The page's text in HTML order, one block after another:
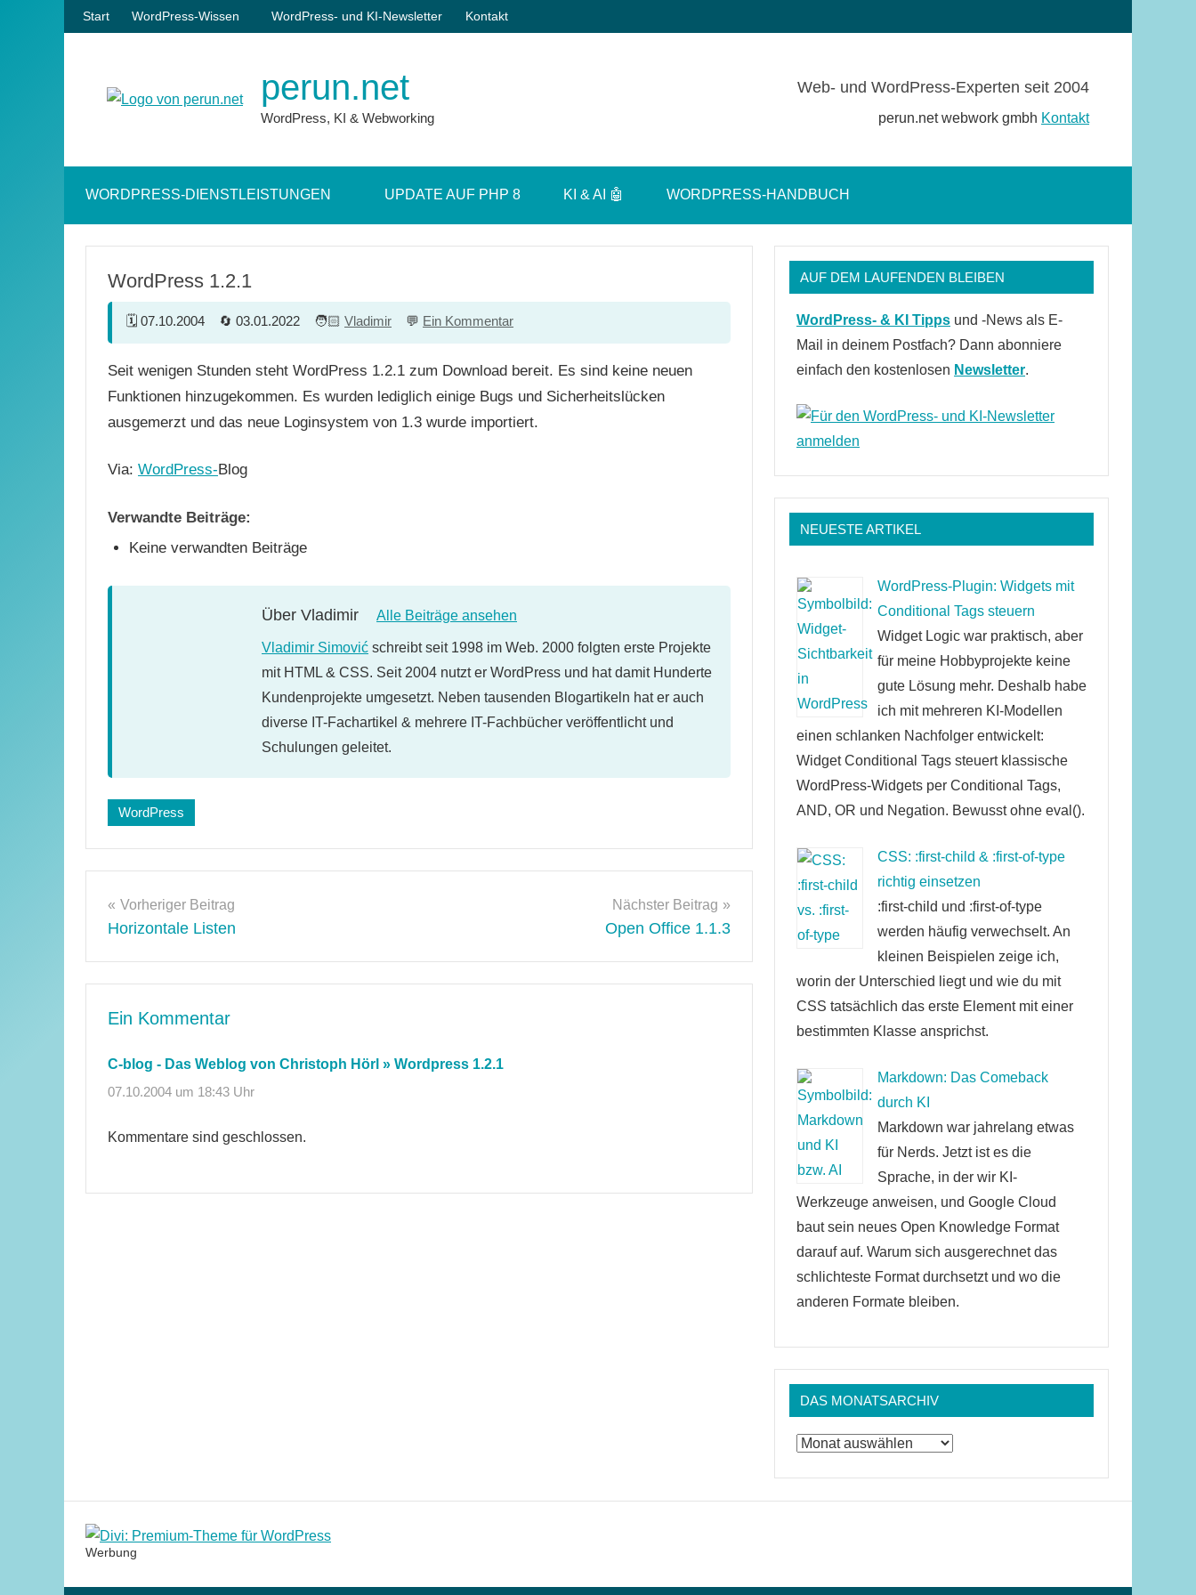
Zum
Inhalt
Start WordPress-Wissen WordPress- und KI-Newsletter Kontakt
perun.net
WordPress, KI & Webworking
Web- und WordPress-Experten seit 2004
perun.net webwork gmbh Kontakt
öffnen
WORDPRESS-DIENSTLEISTUNGEN UPDATE AUF PHP 8 KI & AI 🤖 WORDPRESS-HANDBUCH
WordPress 1.2.1
07.10.2004 03.01.2022 Vladimir Ein Kommentar
Seit wenigen Stunden steht WordPress 1.2.1 zum Download bereit. Es sind keine neuen
Funktionen hinzugekommen. Es wurden lediglich einige Bugs und Sicherheitslücken
ausgemerzt und das neue Loginsystem von 1.3 wurde importiert.
Via: WordPress-Blog
Verwandte Beiträge:
Keine verwandten Beiträge
Über Vladimir Alle Beiträge ansehen
Vladimir Simović schreibt seit 1998 im Web. 2000 folgten erste Projekte
mit HTML & CSS. Seit 2004 nutzt er WordPress und hat damit Hunderte
Kundenprojekte umgesetzt. Neben tausenden Blogartikeln hat er auch
diverse IT-Fachartikel & mehrere IT-Fachbücher veröffentlicht und
Schulungen geleitet.
WordPress
Beitragsnavigation
Vorheriger Beitrag
Horizontale Listen
Nächster Beitrag
Open Office 1.1.3
Ein Kommentar
C-blog - Das Weblog von Christoph Hörl » Wordpress 1.2.1
07.10.2004 um 18:43 Uhr
Kommentare sind geschlossen.
AUF DEM LAUFENDEN BLEIBEN
WordPress- & KI Tipps und -News als E-
Mail in deinem Postfach? Dann abonniere
einfach den kostenlosen Newsletter.
NEUESTE ARTIKEL
WordPress-Plugin: Widgets mit
Conditional Tags steuern
Widget Logic war praktisch, aber
für meine Hobbyprojekte keine
gute Lösung mehr. Deshalb habe
ich mit mehreren KI-Modellen
einen schlanken Nachfolger entwickelt:
Widget Conditional Tags steuert klassische
WordPress-Widgets per Conditional Tags,
AND, OR und Negation. Bewusst ohne eval().
CSS: :first-child & :first-of-type
richtig einsetzen
:first-child und :first-of-type
werden häufig verwechselt. An
kleinen Beispielen zeige ich,
worin der Unterschied liegt und wie du mit
CSS tatsächlich das erste Element mit einer
bestimmten Klasse ansprichst.
Markdown: Das Comeback
durch KI
Markdown war jahrelang etwas
für Nerds. Jetzt ist es die
Sprache, in der wir KI-
Werkzeuge anweisen, und Google Cloud
baut sein neues Open Knowledge Format
darauf auf. Warum sich ausgerechnet das
schlichteste Format durchsetzt und wo die
anderen Formate bleiben.
DAS MONATSARCHIV
Das
Werbung